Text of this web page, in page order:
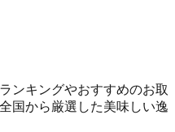
ンキングやおすすめのお取
国から厳選した美味しい逸